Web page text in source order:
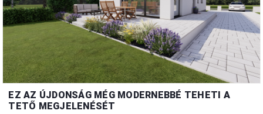
EZ AZ ÚJDONSÁG MÉG MODERNEBBÉ TEHETI A
TETŐ MEGJELENÉSÉT